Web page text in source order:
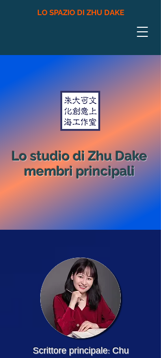
LO SPAZIO DI ZHU DAKE
Lo studio di Zhu Dake
membri principali
Scrittore principale: Chu